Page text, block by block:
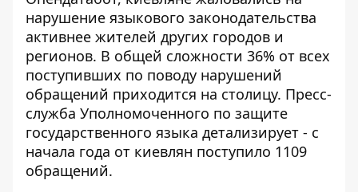
нарушение языкового законодательства
активнее жителей других городов и
регионов. В общей сложности 36% от всех
поступивших по поводу нарушений
обращений приходится на столицу. Пресс-
служба Уполномоченного по защите
государственного языка детализирует - с
начала года от киевлян поступило 1109
обращений.